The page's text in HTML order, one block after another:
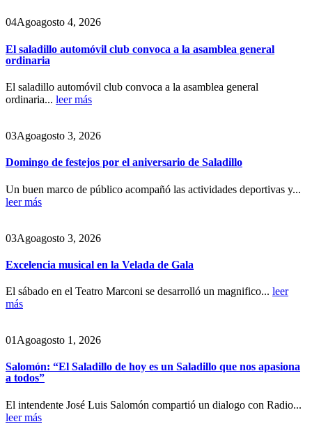
04Agoagosto 4, 2026
El saladillo automóvil club convoca a la asamblea general
ordinaria
El saladillo automóvil club convoca a la asamblea general
ordinaria... leer más
03Agoagosto 3, 2026
Domingo de festejos por el aniversario de Saladillo
Un buen marco de público acompañó las actividades deportivas y...
leer más
03Agoagosto 3, 2026
Excelencia musical en la Velada de Gala
El sábado en el Teatro Marconi se desarrolló un magnifico... leer
más
01 Agoagosto 1, 2026
Salomón: “El Saladillo de hoy es un Saladillo que nos apasiona
a todos”
El intendente José Luis Salomón compartió un dialogo con Radio...
leer más